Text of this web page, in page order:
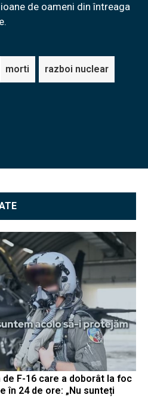
de oameni din întreaga
morti razboi nuclear
F-16 care a doborât la foc
în 24 de ore: „Nu sunteți